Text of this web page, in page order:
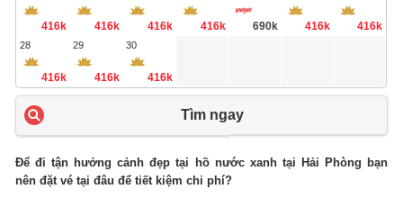
416k 416k 416k 416k 690k 416k 416k
28
416k
29
416k
30
416k
Tìm ngay
Để đi tận hưởng cảnh đẹp tại hồ nước xanh tại Hải Phòng bạn
nên đặt vé tại đâu để tiết kiệm chi phí?